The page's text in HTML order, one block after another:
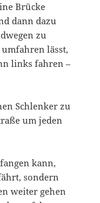
Brücke
dann dazu
zu
lässt,
links fahren –
Schlenker zu
um jeden
kann,
sondern
weiter gehen